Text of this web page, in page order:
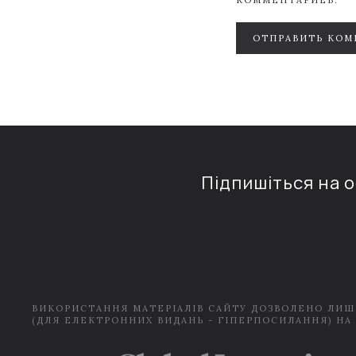
ОТПРАВИТЬ
Підпишіться на
ВИКОРИСТАННЯ МАТЕРІАЛІВ САЙТУ ДОЗВОЛЕНО
(ДЛЯ ЕЛЕКТРОННИХ ВИДАНЬ - ГІПЕРПОСИЛАННЯ) НА